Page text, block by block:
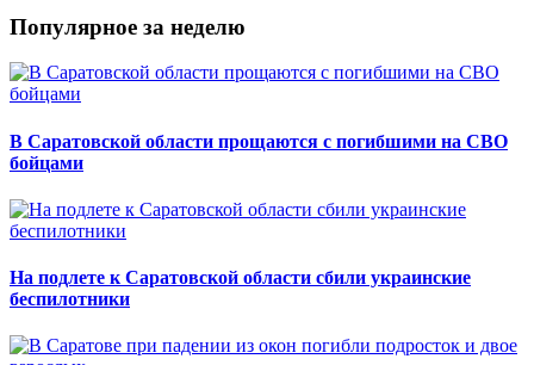
Популярное за неделю
В Саратовской области прощаются с погибшими на СВО
бойцами
На подлете к Саратовской области сбили украинские
беспилотники